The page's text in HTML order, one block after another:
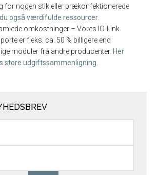
for nogen stik eller prækonfektionerede
også værdifulde ressourcer
omkostninger – Vores IO-Link
er f.eks. ca. 50 % billigere end
moduler fra andre producenter. Her
store udgiftssammenligning